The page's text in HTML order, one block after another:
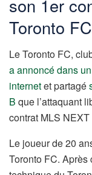
son 1er
Toronto FC
Le Toronto FC,
a annoncé dans
internetet partagé
B que l’attaquant
contrat MLS
Le joueur de 20
Toronto FC.